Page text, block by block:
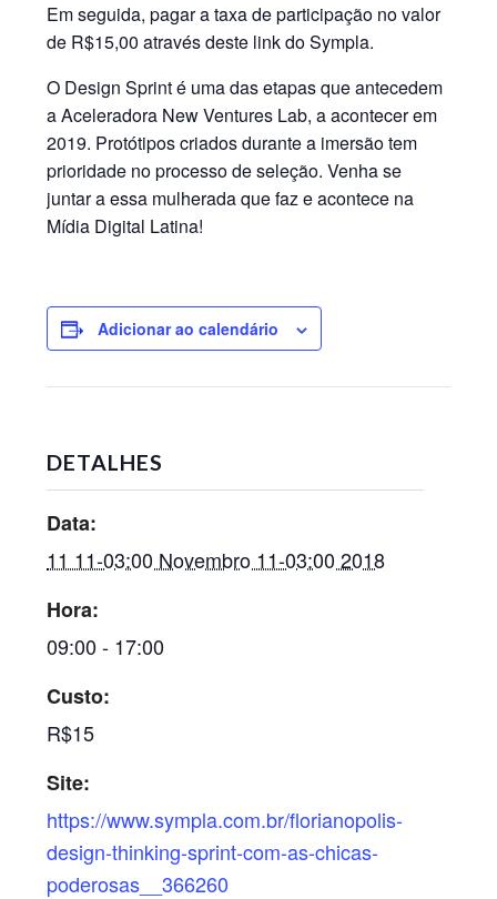
Em seguida, pagar a taxa de participação no valor
de R$15,00 através deste link do Sympla.
O Design Sprint é uma das etapas que antecedem
a Aceleradora New Ventures Lab, a acontecer em
2019. Protótipos criados durante a imersão tem
prioridade no processo de seleção. Venha se
juntar a essa mulherada que faz e acontece na
Mídia Digital Latina!
Adicionar ao calendário
DETALHES
Data:
11 11-03:00 Novembro 11-03:00 2018
Hora:
09:00 - 17:00
Custo:
R$15
Site:
https://www.sympla.com.br/florianopolis-
design-thinking-sprint-com-as-chicas-
poderosas__366260